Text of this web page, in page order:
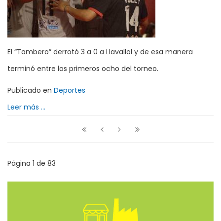
El “Tambero” derrotó 3 a 0 a Llavallol y de esa manera
terminó entre los primeros ocho del torneo.
Publicado en Deportes
Leer más ...
Página 1 de 83